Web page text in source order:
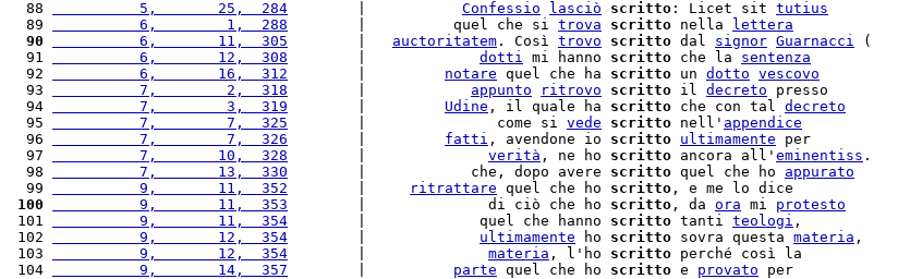
  88
          5,       25,  284
Confessio lasciò scritto : Licet sit tutius
  89
          6,        1,  288
        |          quel che si
trova scritto nella lettera
  90
          6,       11,  305
auctoritatem . Così trovo scritto dal signor Guarnacci
(
  91
          6,       12,  308
dotti mi hanno scritto che la sentenza
  92
          6,       16,  312
notare quel che ha scritto un dotto vescovo
  93
          7,        2,  318
appunto ritrovo scritto il decreto presso
  94
          7,        3,  319
Udine , il quale ha scritto che con tal decreto
  95
          7,        7,  325
        |               come si
vede scritto nell' appendice
  96
          7,        7,  326
fatti , avendone io scritto ultimamente per
  97
          7,       10,  328
verità , ne ho scritto ancora all' eminentiss .
  98
          7,       13,  330
        |            che, dopo avere
scritto quel che ho appurato
  99
          9,       11,  352
ritrattare quel che ho scritto
100
          9,       11,  353
        |              di ciò che ho
scritto , da ora mi protesto
101
          9,       11,  354
        |             quel che hanno
scritto tanti teologi ,
102
          9,       12,  354
ultimamente ho scritto sovra questa materia ,
103
          9,       12,  354
materia , l'ho scritto perché così la
104
          9,       14,  357
parte quel che ho scritto e provato per